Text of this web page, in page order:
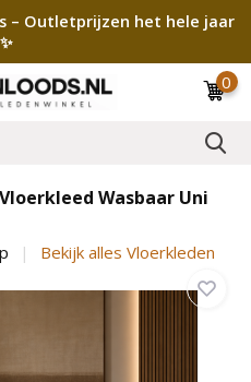
– Outletprijzen het hele jaar
✨
0
Wasbaar Uni
Bekijk alles Vloerkleden